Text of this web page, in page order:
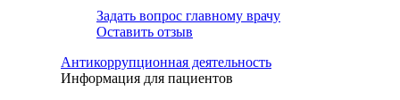
Задать вопрос главному врачу
Оставить отзыв
Антикоррупционная деятельность
Информация для пациентов